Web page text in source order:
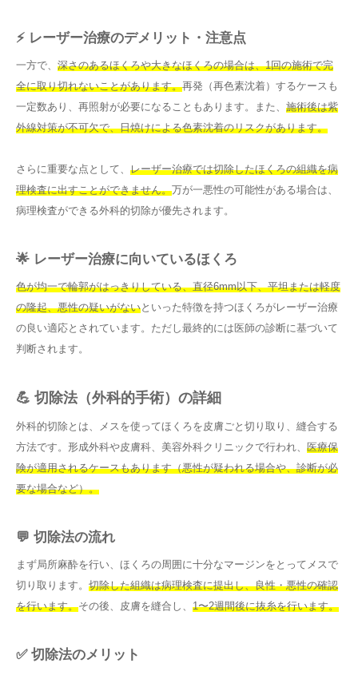
⚡ レーザー治療のデメリット・注意点
一方で、 深さのあるほくろや大きなほくろの場合は、1回の施術で完
全に取り切れないことがあります。再発（再色素沈着）するケースも
一定数あり、再照射が必要になることもあります。また、 施術後は紫
外線対策が不可欠で、日焼けによる色素沈着のリスクがあります。
さらに重要な点として、 レーザー治療では切除したほくろの組織を病
理検査に出すことができません。万が一悪性の可能性がある場合は、
病理検査ができる外科的切除が優先されます。
🌟 レーザー治療に向いているほくろ
色が均一で輪郭がはっきりしている、直径6mm以下、平坦または軽度
の隆起、悪性の疑いがないといった特徴を持つほくろがレーザー治療
の良い適応とされています。ただし最終的には医師の診断に基づいて
判断されます。
💪 切除法（外科的手術）の詳細
外科的切除とは、メスを使ってほくろを皮膚ごと切り取り、縫合する
方法です。形成外科や皮膚科、美容外科クリニックで行われ、 医療保
険が適用されるケースもあります（悪性が疑われる場合や、診断が必
要な場合など）。
💬 切除法の流れ
まず局所麻酔を行い、ほくろの周囲に十分なマージンをとってメスで
切り取ります。 切除した組織は病理検査に提出し、良性・悪性の確認
を行います。その後、皮膚を縫合し、 1〜2週間後に抜糸を行います。
✅ 切除法のメリット